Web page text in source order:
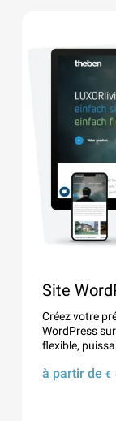
Site
Créez votre
WordPress
flexible,
à partir de €